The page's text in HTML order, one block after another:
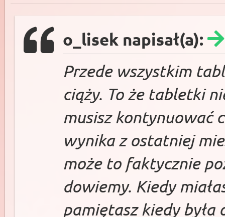
o_lisek napisał(a):
Przede wszystkim
ciąży. To że tabletki
musisz kontynuować
wynika z ostatniej
może to faktycznie
dowiemy. Kiedy
pamiętasz kiedy była